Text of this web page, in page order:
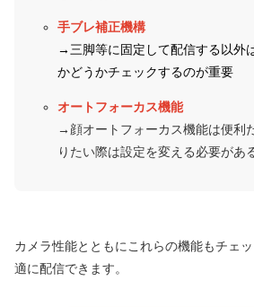
手ブレ補正機構
→三脚等に固定して配信する以外
かどうかチェックするのが重要
オートフォーカス機能
→顔オートフォーカス機能は便利
りたい際は設定を変える必要があ
カメラ性能とともにこれらの機能もチェ
適に配信できます。